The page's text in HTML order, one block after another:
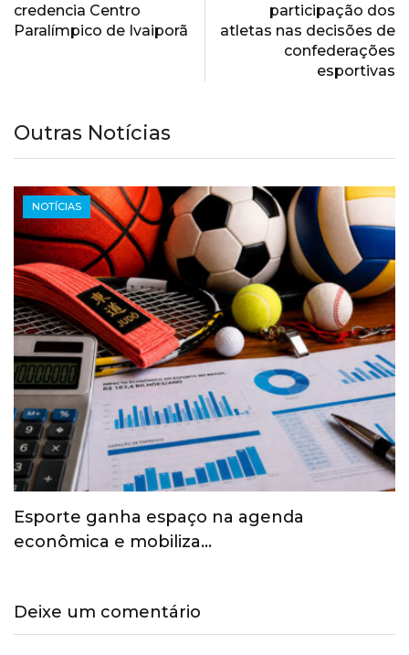
credencia Centro
Paralímpico de Ivaiporã
participação dos
atletas nas decisões de
confederações
esportivas
Outras Notícias
NOTÍCIAS
Esporte ganha espaço na agenda
econômica e mobiliza…
Deixe um comentário